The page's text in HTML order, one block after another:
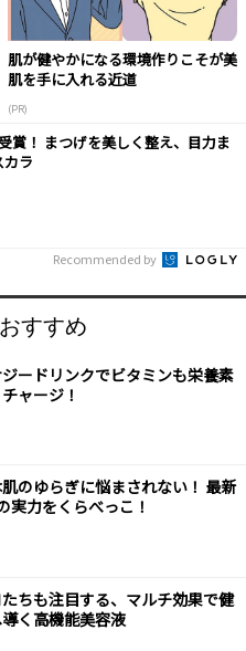
肌が健やかになる環境作りこそが美
肌を手に入れる近道
(PR)
賞！ まつげを美しく整え、目力ま
カラ
Recommended by
すすめ
ードリンクでビタミンも栄養素
ャージ！
のゆらぎに悩まされない！ 最新
実力をくらべっこ！
ちも注目する、マルチ効果で健
く高機能美容液